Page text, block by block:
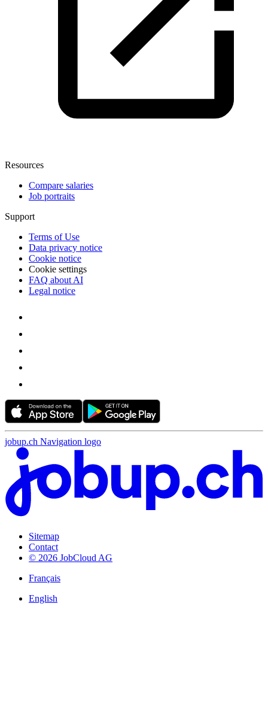
Resources
Compare salaries
Job portraits
Support
Terms of Use
Data privacy notice
Cookie notice
Cookie settings
FAQ about AI
Legal notice
jobup.ch Navigation logo
Sitemap
Contact
© 2026 JobCloud AG
Français
English